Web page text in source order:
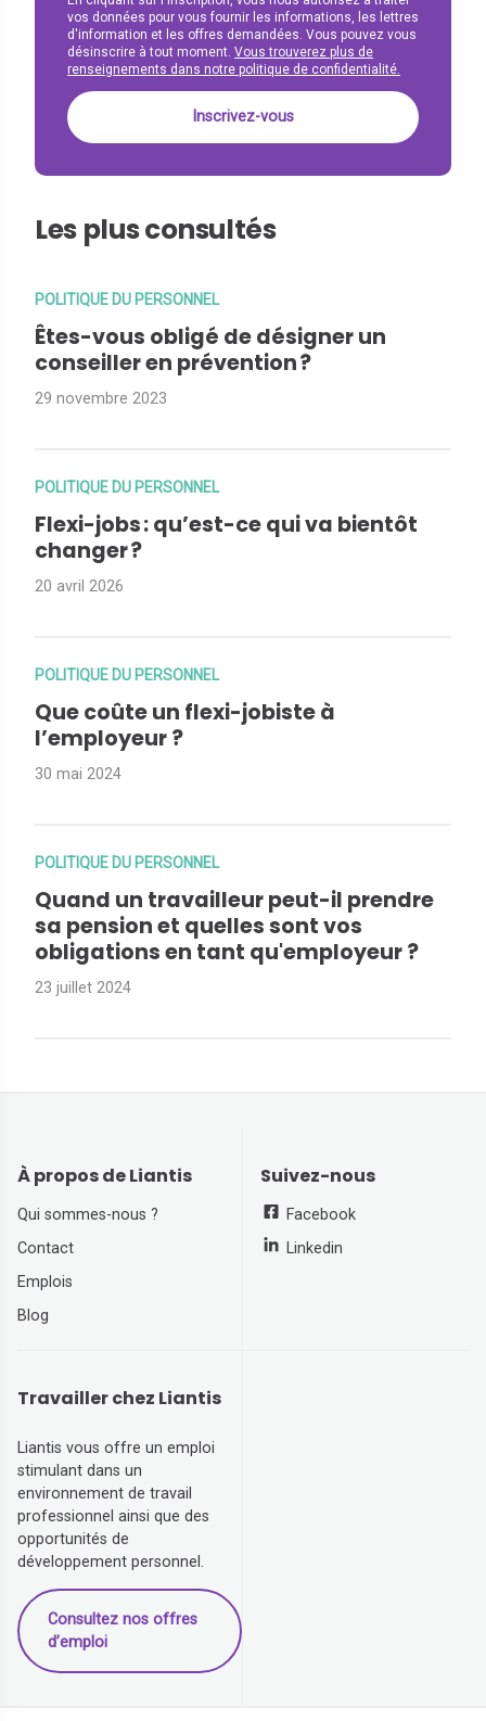
vos données pour vous fournir les informations, les lettres
d'information et les offres demandées. Vous pouvez vous
désinscrire à tout moment. Vous trouverez plus de
renseignements dans notre politique de confidentialité.
Les plus consultés
POLITIQUE DU PERSONNEL
Êtes-vous obligé de désigner un
conseiller en prévention ?
29 novembre 2023
POLITIQUE DU PERSONNEL
Flexi-jobs : qu’est-ce qui va bientôt
changer ?
20 avril 2026
POLITIQUE DU PERSONNEL
Que coûte un flexi-jobiste à
l’employeur ?
30 mai 2024
POLITIQUE DU PERSONNEL
Quand un travailleur peut-il prendre
sa pension et quelles sont vos
obligations en tant qu'employeur ?
23 juillet 2024
À propos de Liantis
Qui sommes-nous ?
Contact
Emplois
Blog
Suivez-nous
Facebook
Linkedin
Travailler chez Liantis
Liantis vous offre un emploi
stimulant dans un
environnement de travail
professionnel ainsi que des
opportunités de
développement personnel.
Consultez nos offres
d’emploi